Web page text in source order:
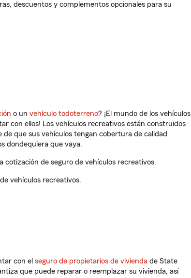
descuentos y complementos opcionales para su
o un vehículo todoterreno? ¡El mundo de los vehículos
con ellos! Los vehículos recreativos están construidos
de que sus vehículos tengan cobertura de calidad
dondequiera que vaya.
cotización de seguro de vehículos recreativos.
vehículos recreativos.
con el seguro de propietarios de vivienda de State
que puede reparar o reemplazar su vivienda, así